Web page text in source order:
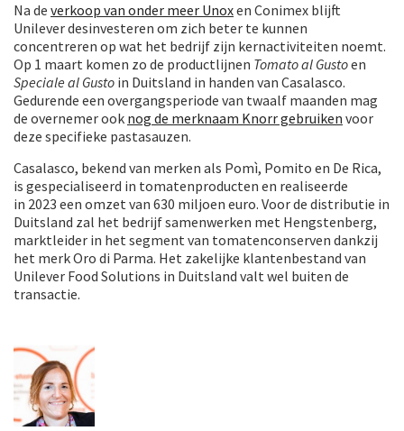
Na de verkoop van onder meer Unoxen Conimex blijft
Unilever desinvesteren om zich beter te kunnen
concentreren op wat het bedrijf zijn kernactiviteiten noemt.
Op 1 maart komen zo de productlijnen Tomato al Gustoen
Speciale al Gusto in Duitsland in handen van Casalasco.
Gedurende een overgangsperiode van twaalf maanden mag
de overnemer ook nog de merknaam Knorr gebruiken voor
deze specifieke pastasauzen.
Casalasco, bekend van merken als Pomì, Pomito en De Rica,
is gespecialiseerd in tomatenproducten en realiseerde
in 2023 een omzet van 630 miljoen euro. Voor de distributie in
Duitsland zal het bedrijf samenwerken met Hengstenberg,
marktleider in het segment van tomatenconserven dankzij
het merk Oro di Parma. Het zakelijke klantenbestand van
Unilever Food Solutions in Duitsland valt wel buiten de
transactie.